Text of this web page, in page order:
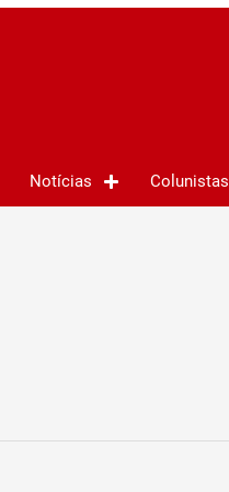
Notícias Colunistas